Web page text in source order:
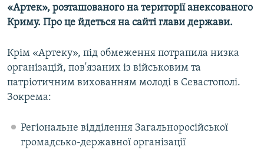
«Артек», розташованого на території анексованого
Криму. Про це йдеться на сайті глави держави.
Крім «Артеку», під обмеження потрапила низка
організацій, пов'язаних із військовим та
патріотичним вихованням молоді в Севастополі.
Зокрема:
Регіональне відділення Загальноросійської
громадсько-державної організації